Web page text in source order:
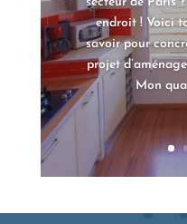
endroit ! Voici
savoir pour
projet
Mon